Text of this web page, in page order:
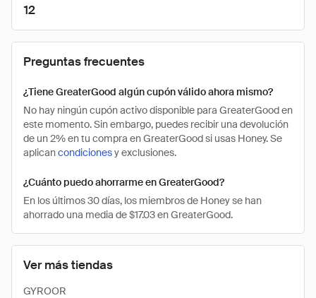
Ver más tiendas
GYROOR
12
Preguntas frecuentes
¿Tiene GreaterGood algún cupón válido ahora mismo?
No hay ningún cupón activo disponible para GreaterGood en
este momento. Sin embargo, puedes recibir una devolución
de un 2% en tu compra en GreaterGood si usas Honey. Se
aplicancondicionesy exclusiones.
¿Cuánto puedo ahorrarme en GreaterGood?
En los últimos 30 días, los miembros de Honey se han
ahorrado una media de $17.03 en GreaterGood.